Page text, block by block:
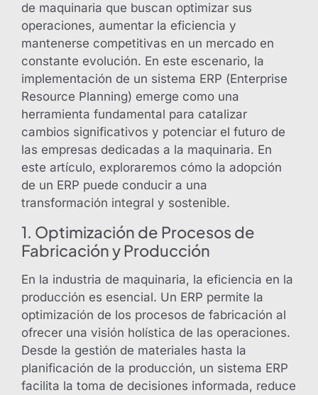
de maquinaria que buscan optimizar sus
operaciones, aumentar la eficiencia y
mantenerse competitivas en un mercado en
constante evolución. En este escenario, la
implementación de un sistema ERP (Enterprise
Resource Planning) emerge como una
herramienta fundamental para catalizar
cambios significativos y potenciar el futuro de
las empresas dedicadas a la maquinaria. En
este artículo, exploraremos cómo la adopción
de un ERP puede conducir a una
transformación integral y sostenible.
1. Optimización de Procesos de
Fabricación y Producción
En la industria de maquinaria, la eficiencia en la
producción es esencial. Un ERP permite la
optimización de los procesos de fabricación al
ofrecer una visión holística de las operaciones.
Desde la gestión de materiales hasta la
planificación de la producción, un sistema ERP
facilita la toma de decisiones informada, reduce